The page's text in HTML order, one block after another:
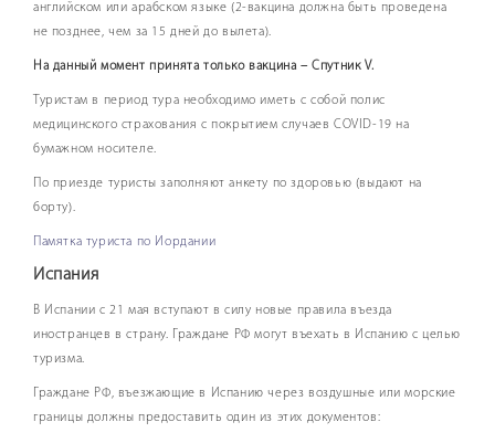
английском или арабском языке (2-вакцина должна быть проведена
не позднее, чем за 15 дней до вылета).
На данный момент принята только вакцина – Спутник V.
Туристам в период тура необходимо иметь с собой полис
медицинского страхования с покрытием случаев COVID-19 на
бумажном носителе.
По приезде туристы заполняют анкету по здоровью (выдают на
борту).
Памятка туриста по Иордании
Испания
В Испании с 21 мая вступают в силу новые правила въезда
иностранцев в страну. Граждане РФ могут въехать в Испанию с целью
туризма.
Граждане РФ, въезжающие в Испанию через воздушные или морские
границы должны предоставить один из этих документов: